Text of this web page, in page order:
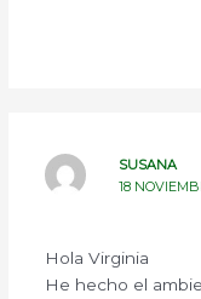
SUSANA
18
Hola Virginia
He hecho el